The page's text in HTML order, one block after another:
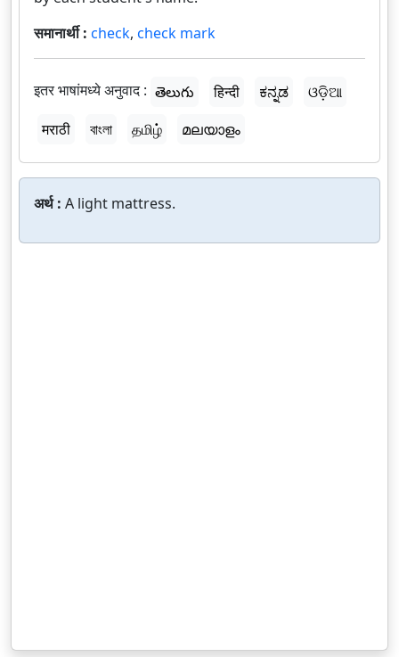
समानार्थी : check, check mark
इतर भाषांमध्ये अनुवाद : తెలుగు हिन्दी ಕನ್ನಡ
ଓଡ଼ିଆ
मराठी
বাংলা தமிழ் മലയാളം
अर्थ : A light mattress.